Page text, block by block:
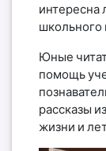
интересна
школьного
Юные
помощь
рассказы
жизни и